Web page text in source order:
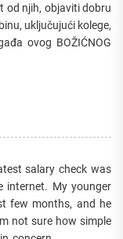
od njih, objaviti dobru
uključujući kolege,
ovog BOŽIĆNOG
salary check was
internet. My younger
few months, and he
not sure how simple